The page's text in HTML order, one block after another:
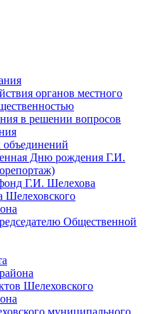
органов местного
в решении вопросов
Дню рождения Г.И.
Г.И. Шелехова
Шелеховского
Общественной
Шелеховского
муниципального